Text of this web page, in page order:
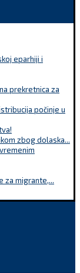
eparhiji i
prekretnica za
počinje u
zbog dolaska...
za migrante,...